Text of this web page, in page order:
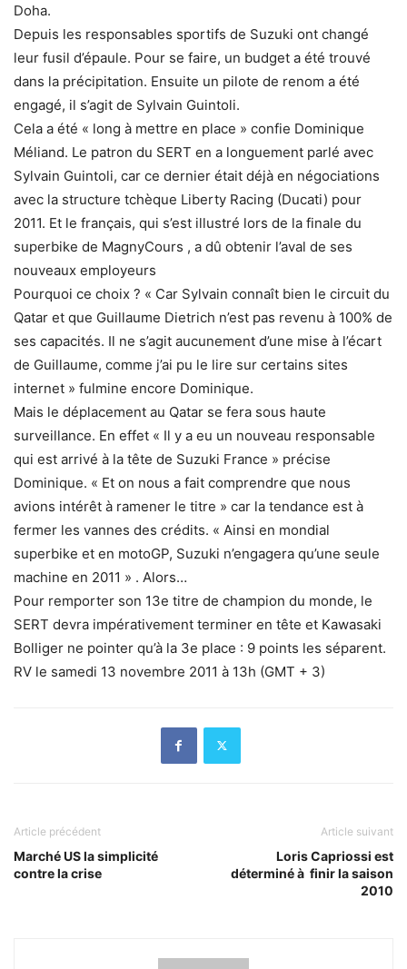
Doha.
Depuis les responsables sportifs de Suzuki ont changé
leur fusil d’épaule. Pour se faire, un budget a été trouvé
dans la précipitation. Ensuite un pilote de renom a été
engagé, il s’agit de Sylvain Guintoli.
Cela a été « long à mettre en place » confie Dominique
Méliand. Le patron du SERT en a longuement parlé avec
Sylvain Guintoli, car ce dernier était déjà en négociations
avec la structure tchèque Liberty Racing (Ducati) pour
2011. Et le français, qui s’est illustré lors de la finale du
superbike de MagnyCours , a dû obtenir l’aval de ses
nouveaux employeurs
Pourquoi ce choix ? « Car Sylvain connaît bien le circuit du
Qatar et que Guillaume Dietrich n’est pas revenu à 100% de
ses capacités. Il ne s’agit aucunement d’une mise à l’écart
de Guillaume, comme j’ai pu le lire sur certains sites
internet » fulmine encore Dominique.
Mais le déplacement au Qatar se fera sous haute
surveillance. En effet « Il y a eu un nouveau responsable
qui est arrivé à la tête de Suzuki France » précise
Dominique. « Et on nous a fait comprendre que nous
avions intérêt à ramener le titre » car la tendance est à
fermer les vannes des crédits. « Ainsi en mondial
superbike et en motoGP, Suzuki n’engagera qu’une seule
machine en 2011 » . Alors…
Pour remporter son 13e titre de champion du monde, le
SERT devra impérativement terminer en tête et Kawasaki
Bolliger ne pointer qu’à la 3e place : 9 points les séparent.
RV le samedi 13 novembre 2011 à 13h (GMT + 3)
Article précédent
Marché US la simplicité
contre la crise
Article suivant
Loris Capriossi est
déterminé à finir la saison
2010